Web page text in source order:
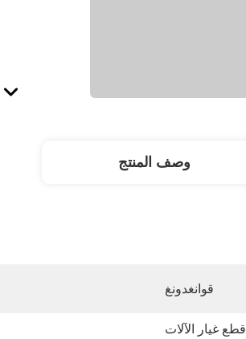
وصف المنتج
قوانغدونغ
قطع غيار الآلات